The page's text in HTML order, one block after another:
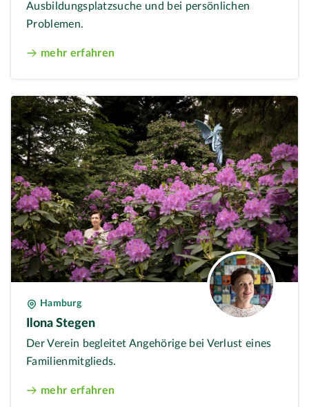
Ausbildungsplatzsuche und bei persönlichen
Problemen.
mehr erfahren
Hamburg
Ilona Stegen
Der Verein begleitet Angehörige bei Verlust eines
Familienmitglieds.
mehr erfahren